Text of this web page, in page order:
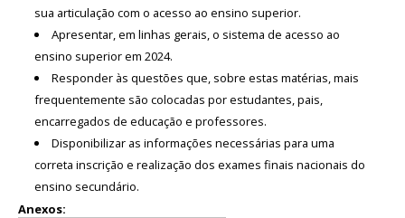
sua articulação com o acesso ao ensino superior.
Apresentar, em linhas gerais, o sistema de acesso ao
ensino superior em 2024.
Responder às questões que, sobre estas matérias, mais
frequentemente são colocadas por estudantes, pais,
encarregados de educação e professores.
Disponibilizar as informações necessárias para uma
correta inscrição e realização dos exames finais nacionais do
ensino secundário.
Anexos: